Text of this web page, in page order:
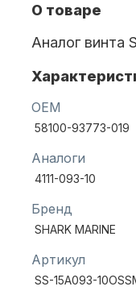
Дистанционное
О товаре
Аналог винта
OEM
58100-93773-019
Аналоги
4111-093-10
Бренд
SHARK MARINE
Артикул
SS-15A093-